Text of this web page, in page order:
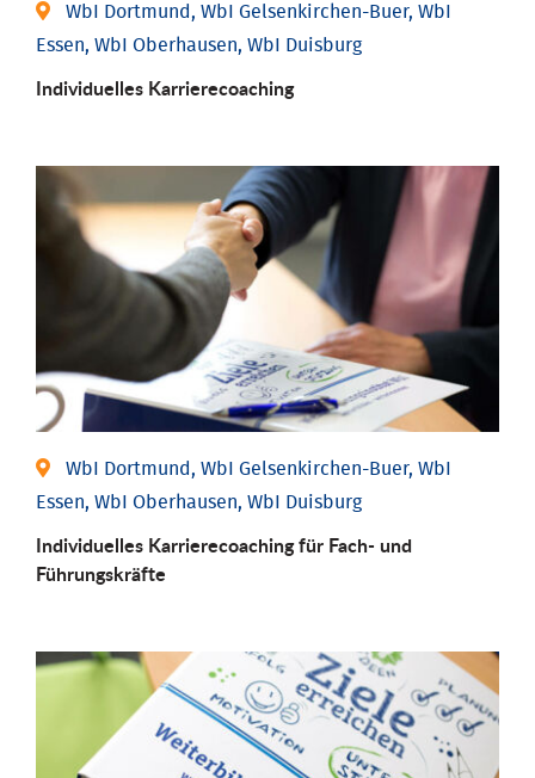
WbI Dortmund, WbI Gelsenkirchen-Buer, WbI
Essen, WbI Oberhausen, WbI Duisburg
Individu­elles Karrierecoaching
WbI Dortmund, WbI Gelsenkirchen-Buer, WbI
Essen, WbI Oberhausen, WbI Duisburg
Individu­elles Karrierecoaching für Fach-­ und
Führungs­kräfte